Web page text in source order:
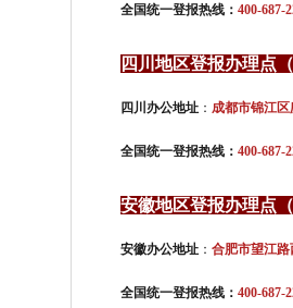
全国统一登报热线： 400-687-
四川地区登报办理点
四川办公地址 ： 成都市锦江
全国统一登报热线： 400-687-
安徽地区登报办理点
安徽办公地址 ： 合肥市望江
全国统一登报热线： 400-687-